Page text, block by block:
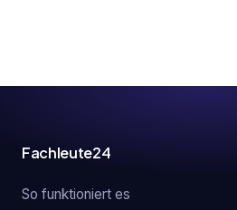
Fachleute24
So funktioniert es